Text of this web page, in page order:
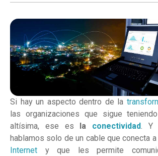
Si hay un aspecto dentro de la
las organizaciones que sigue
altísima, ese es la conectividad. Y
hablamos solo de un cable que conecta
Internet y que les permite